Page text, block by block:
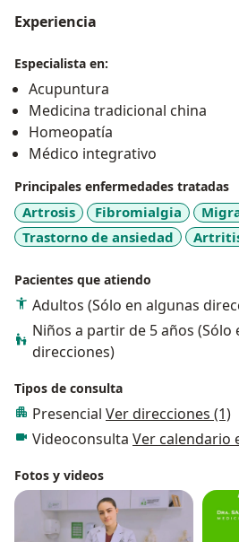
Experiencia
Especialista en:
Acupuntura
Medicina tradicional china
Homeopatía
Médico integrativo
Principales enfermedades tratadas
Artrosis Fibromialgia
Trastorno de ansiedad
Pacientes que atiendo
Adultos (Sólo en algunas
Niños a partir de 5 años (Sólo
direcciones)
Tipos de consulta
Presencial Ver direcciones (1)
Videoconsulta Ver calendario
Fotos y videos